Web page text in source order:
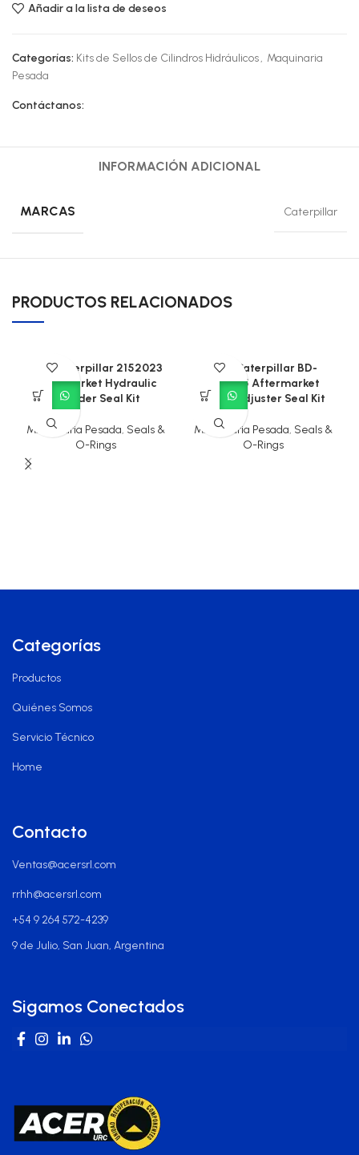
Añadir a la lista de deseos
Categorías: Kits de Sellos de Cilindros Hidráulicos, Maquinaria
Pesada
Contáctanos:
INFORMACIÓN ADICIONAL
MARCAS Caterpillar
PRODUCTOS RELACIONADOS
CAT Caterpillar 2152023
Aftermarket Hydraulic
Cylinder Seal Kit
Maquinaria Pesada, Seals &
O-Rings
CAT Caterpillar BD-
904405 Aftermarket
Track Adjuster Seal Kit
Maquinaria Pesada, Seals &
O-Rings
Categorías
Productos
Quiénes Somos
Servicio Técnico
Home
Contacto
Ventas@acersrl.com
rrhh@acersrl.com
+54 9 264 572-4239
9 de Julio, San Juan, Argentina
Sigamos Conectados